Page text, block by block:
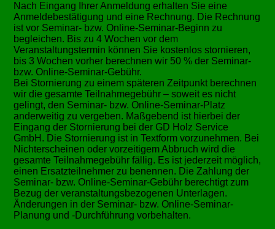
Nach Eingang Ihrer Anmeldung erhalten Sie eine
Anmeldebestätigung und eine Rechnung. Die Rechnung
ist vor Seminar- bzw. Online-Seminar-Beginn zu
begleichen. Bis zu 4 Wochen vor dem
Veranstaltungstermin können Sie kostenlos stornieren,
bis 3 Wochen vorher berechnen wir 50 % der Seminar-
bzw. Online-Seminar-Gebühr.
Bei Stornierung zu einem späteren Zeitpunkt berechnen
wir die gesamte Teilnahmegebühr – soweit es nicht
gelingt, den Seminar- bzw. Online-Seminar-Platz
anderweitig zu vergeben. Maßgebend ist hierbei der
Eingang der Stornierung bei der GD Holz Service
GmbH. Die Stornierung ist in Textform vorzunehmen. Bei
Nichterscheinen oder vorzeitigem Abbruch wird die
gesamte Teilnahmegebühr fällig. Es ist jederzeit möglich,
einen Ersatzteilnehmer zu benennen. Die Zahlung der
Seminar- bzw. Online-Seminar-Gebühr berechtigt zum
Bezug der veranstaltungsbezogenen Unterlagen.
Änderungen in der Seminar- bzw. Online-Seminar-
Planung und -Durchführung vorbehalten.